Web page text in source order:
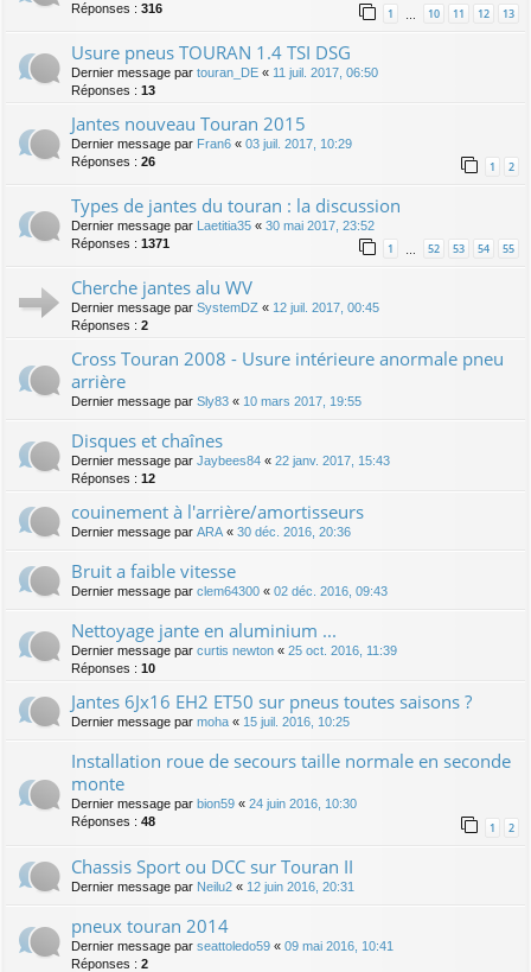
Réponses : 316 1 … 10 11 12 13
Usure pneus TOURAN 1.4 TSI DSG
Dernier message par touran_DE « 11 juil. 2017, 06:50
Réponses : 13
Jantes nouveau Touran 2015
Dernier message par Fran6 « 03 juil. 2017, 10:29
Réponses : 26 1 2
Types de jantes du touran : la discussion
Dernier message par Laetitia35 « 30 mai 2017, 23:52
Réponses : 1371 1 … 52 53 54 55
Cherche jantes alu WV
Dernier message par SystemDZ « 12 juil. 2017, 00:45
Réponses : 2
Cross Touran 2008 - Usure intérieure anormale pneu
arrière
Dernier message par Sly83 « 10 mars 2017, 19:55
Disques et chaînes
Dernier message par Jaybees84 « 22 janv. 2017, 15:43
Réponses : 12
couinement à l'arrière/amortisseurs
Dernier message par ARA « 30 déc. 2016, 20:36
Bruit a faible vitesse
Dernier message par clem64300 « 02 déc. 2016, 09:43
Nettoyage jante en aluminium ...
Dernier message par curtis newton « 25 oct. 2016, 11:39
Réponses : 10
Jantes 6Jx16 EH2 ET50 sur pneus toutes saisons ?
Dernier message par moha « 15 juil. 2016, 10:25
Installation roue de secours taille normale en seconde
monte
Dernier message par bion59 « 24 juin 2016, 10:30
Réponses : 48 1 2
Chassis Sport ou DCC sur Touran II
Dernier message par Neilu2 « 12 juin 2016, 20:31
pneux touran 2014
Dernier message par seattoledo59 « 09 mai 2016, 10:41
Réponses : 2